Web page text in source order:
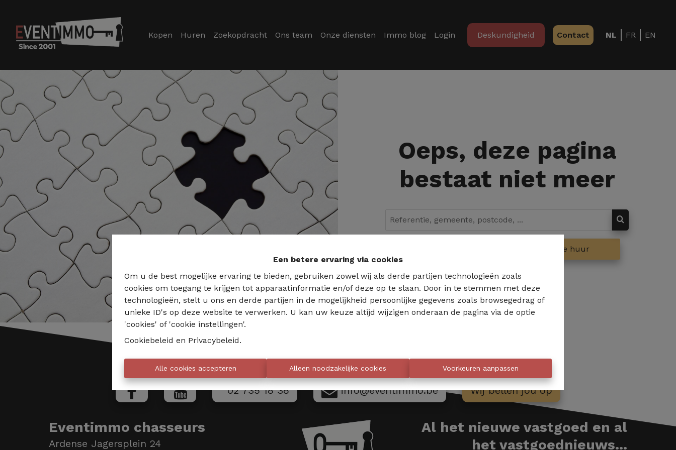
Een betere ervaring via cookies
Om u de best mogelijke ervaring te bieden, gebruiken zowel wij als derde partijen technologieën zoals
cookies om toegang te krijgen tot apparaatinformatie en/of deze op te slaan. Door in te stemmen met deze
technologieën, stelt u ons en derde partijen in de mogelijkheid persoonlijke gegevens zoals browsegedrag of
unieke ID's op deze website te verwerken. U kan uw keuze altijd wijzigen onderaan de pagina via de optie
'cookies' of 'cookie instellingen'.
Cookiebeleid en Privacybeleid.
Alle cookies accepteren Alleen noodzakelijke cookies Voorkeuren aanpassen
Kopen Huren Zoekopdracht Ons team Onze diensten Immo blog Login Deskundigheid Contact NL FR EN
Oeps, deze pagina
bestaat niet meer
Te huur
02 735 18 38 info@eventimmo.be Wij bellen jou op
Eventimmo chasseurs
Ardense Jagersplein 24
Al het nieuwe vastgoed en al
het vastgoednieuws...